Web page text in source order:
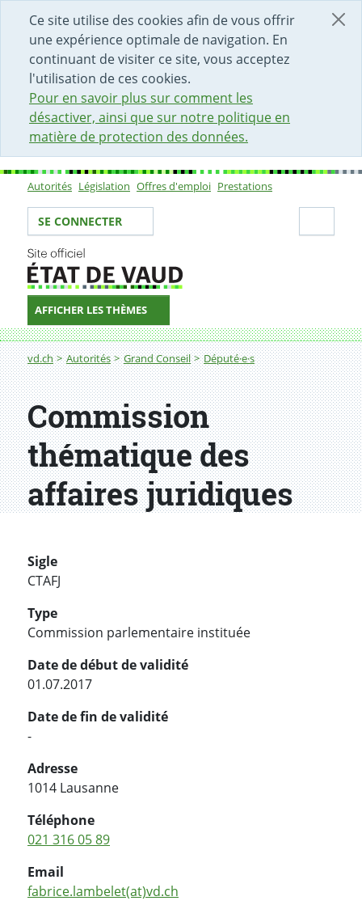
Ce site utilise des cookies afin de vous offrir
une expérience optimale de navigation. En
continuant de visiter ce site, vous acceptez
l'utilisation de ces cookies.
Pour en savoir plus sur comment les
désactiver, ainsi que sur notre politique en
matière de protection des données.
DÉBUT DU CONTENU DE LA PAGE
ACCÈS AU CHAMP DE RECHERCHE
PAGE D'ACCUEIL
FORMULAIRE DE CONTACT
Sous-navigation
Autorités Législation Offres d'emploi Prestations
Votre identité
SE CONNECTER
AFFICHER LES THÈMES
Fil d'Ariane
vd.ch Autorités Grand Conseil Député·e·s
Commission
thématique des
affaires juridiques
Sigle
CTAFJ
Type
Commission parlementaire instituée
Date de début de validité
01.07.2017
Date de fin de validité
-
Adresse
1014 Lausanne
Téléphone
021 316 05 89
Email
fabrice.lambelet(at)vd.ch